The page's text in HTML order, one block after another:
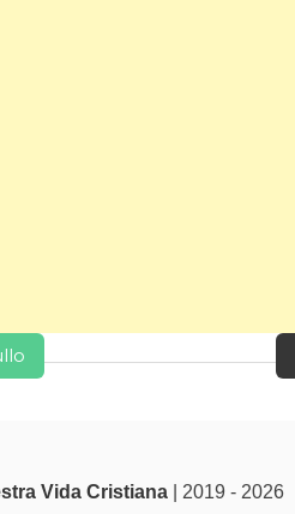
Vida Cristiana| 2019 - 2026